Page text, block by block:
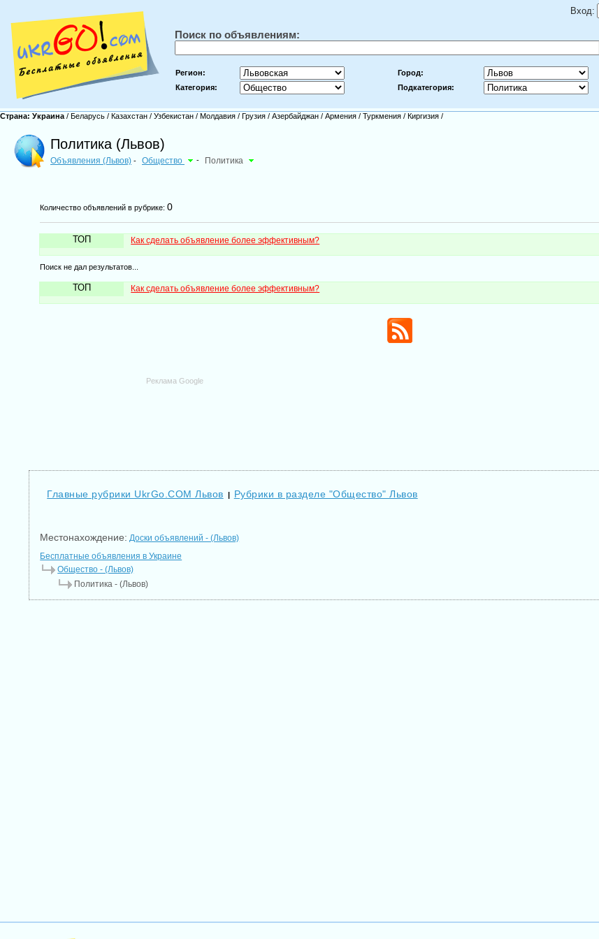
Вход:
Поиск по объявлениям:
Регион: Город:
Категория:
Подкатегория:
Страна: Украина / Беларусь / Казахстан / Узбекистан / Молдавия / Грузия / Азербайджан / Армения / Туркмения / Киргизия /
Политика (Львов)
Объявления (Львов) - Общество - Политика
Количество объявлений в рубрике:0
ТОП Как сделать объявление более эффективным?
Поиск не дал результатов...
ТОП Как сделать объявление более эффективным?
Реклама Google
Главные рубрики UkrGo.COM Львов | Рубрики в разделе "Общество" Львов
Местонахождение: Доски объявлений - (Львов)
Бесплатные объявления в Украине
Общество - (Львов)
Политика - (Львов)